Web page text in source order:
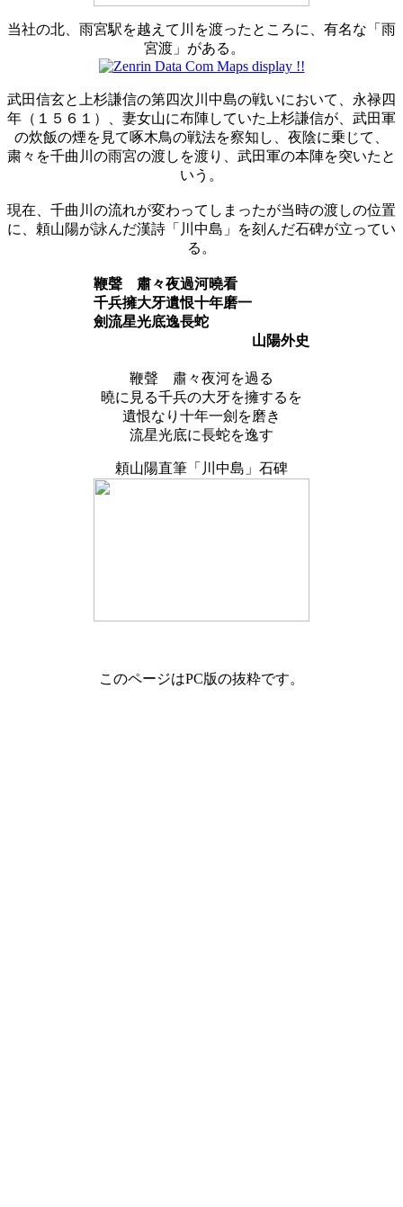
当社の北、雨宮駅を越えて川を渡ったところに、有名な「雨
宮渡」がある。
武田信玄と上杉謙信の第四次川中島の戦いにおいて、永禄四
年（１５６１）、妻女山に布陣していた上杉謙信が、武田軍
の炊飯の煙を見て啄木鳥の戦法を察知し、夜陰に乗じて、
粛々を千曲川の雨宮の渡しを渡り、武田軍の本陣を突いたと
いう。
現在、千曲川の流れが変わってしまったが当時の渡しの位置
に、頼山陽が詠んだ漢詩「川中島」を刻んだ石碑が立ってい
る。
鞭聲 肅々夜過河曉看
千兵擁大牙遺恨十年磨一
劍流星光底逸長蛇
山陽外史
鞭聲 肅々夜河を過る
曉に見る千兵の大牙を擁するを
遺恨なり十年一劍を磨き
流星光底に長蛇を逸す
頼山陽直筆「川中島」石碑
このページはPC版の抜粋です。